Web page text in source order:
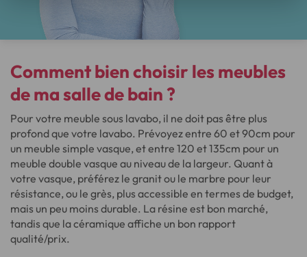
Commentbien choisir les meubles
de ma salle de bain ?
Pour votre meuble sous lavabo, il ne doit pas être plus
profond que votre lavabo. Prévoyez entre 60 et 90cm pour
un meuble simple vasque, et entre 120 et 135cm pour un
meuble double vasque au niveau de la largeur. Quant à
votre vasque, préférez le granit ou le marbre pour leur
résistance, ou le grès, plus accessible en termes de budget,
mais un peu moins durable. La résine est bon marché,
tandis que la céramique affiche un bon rapport
qualité/prix.